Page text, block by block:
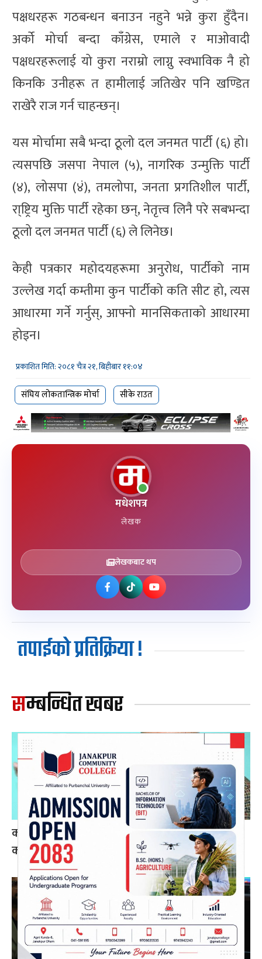
पक्षधरहरू गठबन्धन बनाउन नहुने भन्ने कुरा हुँदैन।
अर्को मोर्चा बन्दा काँग्रेस, एमाले र माओवादी
पक्षधरहरूलाई यो कुरा नराम्रो लाग्नु स्वभाविक नै हो
किनकि उनीहरू त हामीलाई जतिखेर पनि खण्डित
राखेरै राज गर्न चाहन्छन्।
यस मोर्चामा सबै भन्दा ठूलो दल जनमत पार्टी (६) हो।
त्यसपछि जसपा नेपाल (५), नागरिक उन्मुक्ति पार्टी
(४), लोसपा (४ं), तमलोपा, जनता प्रगतिशील पार्टी,
रा्ष्ट्रिय मुक्ति पार्टी रहेका छन्, नेतृत्त्व लिनै परे सबभन्दा
ठूलो दल जनमत पार्टी (६) ले लिनेछ।
केही पत्रकार महोदयहरूमा अनुरोध, पार्टीको नाम
उल्लेख गर्दा कम्तीमा कुन पार्टीको कति सीट हो, त्यस
आधारमा गर्ने गर्नुस्, आफ्नो मानसिकताको आधारमा
होइन।
प्रकाशित मिति: २०८१ चैत्र २१, बिहीबार ११:०४
संघिय लोकतान्त्रिक मोर्चा सीके राउत
मधेशपत्र
लेखक
लेखकबाट थप
तपाईको प्रतिक्रिया !
सम्बन्धित खबर
कोइराला निवास मर्मतका लागि सरकारले दिएको २
करोड शेखरले गरे फिर्ता